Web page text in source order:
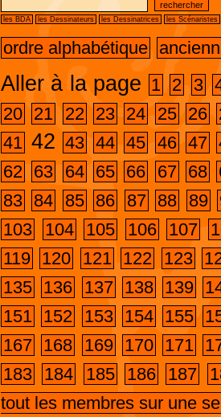
les BDA les Dessinateurs les Dessinatrices les Scénaristes
ordre alphabétique
Aller à la page 1 2 3
20 21 22 23 24 25 26
41 42 43 44 45 46 47
62 63 64 65 66 67 68
83 84 85 86 87 88 89
103
104 105 106 107
119 120 121 122 123
135 136 137 138 139
151 152 153 154 155
167 168 169 170 171
183
184 185 186 187
tout les membres sur une